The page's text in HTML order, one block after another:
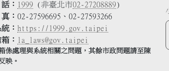
1999 (非臺北市02-27208889)
02-27596695、02-27593266
統
https://1999.gov.taipei
箱
la_laws@gov.taipei
係處理與系統相關之問題，其餘市政問題請至陳
映。